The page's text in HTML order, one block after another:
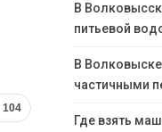
104
В
питьевой
В
частичными
Где взять